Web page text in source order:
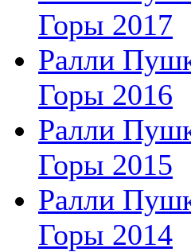
Горы 2017
Ралли
Горы 2016
Ралли
Горы 2015
Ралли
Горы 2014